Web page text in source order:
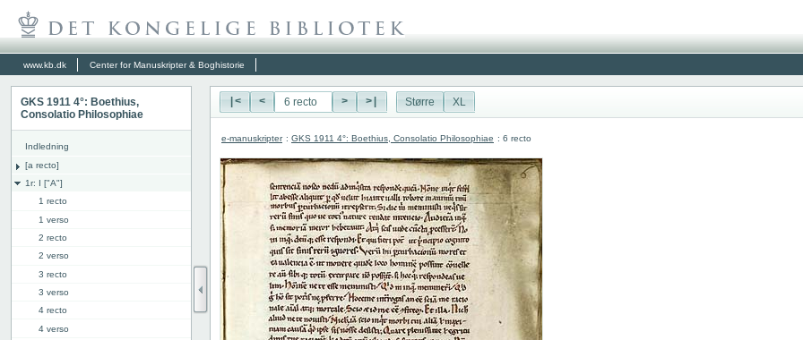
www.kb.dk Center for Manuskripter & Boghistorie
GKS 1911 4°: Boethius,
Consolatio Philosophiae
Indledning
[a recto]
1r: I ["A"]
1 recto
1 verso
2 recto
2 verso
3 recto
3 verso
4 recto
4 verso
|< < > >| Større XL
e-manuskripter : GKS 1911 4°: Boethius, Consolatio Philosophiae : 6 recto